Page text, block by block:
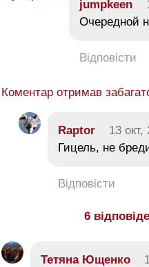
jumpkeen
Очередной
Відповісти
Коментар отримав
Raptor 13 окт,
Гицель, не
Відповісти
6
Тетяна Ющенко